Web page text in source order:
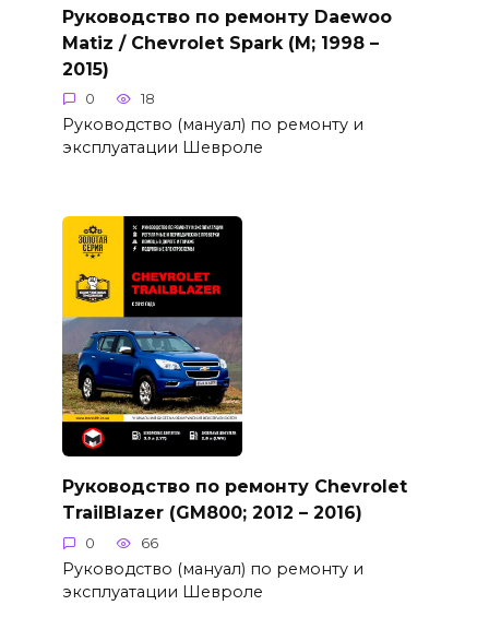
Руководство по ремонту Daewoo
Matiz / Chevrolet Spark (M; 1998 –
2015)
0 18
Руководство (мануал) по ремонту и
эксплуатации Шевроле
Руководство по ремонту Chevrolet
TrailBlazer (GM800; 2012 – 2016)
0 66
Руководство (мануал) по ремонту и
эксплуатации Шевроле